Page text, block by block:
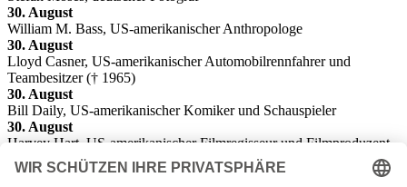
30. August
William M. Bass, US-amerikanischer Anthropologe
30. August
Lloyd Casner, US-amerikanischer Automobilrennfahrer und
Teambesitzer († 1965)
30. August
Bill Daily, US-amerikanischer Komiker und Schauspieler
30. August
Harvey Hart, US-amerikanischer Filmregisseur und Filmproduzent
(† 1989)
31. August